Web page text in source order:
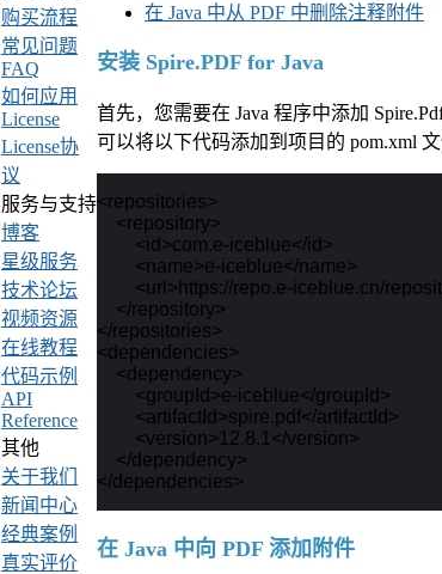
在 Java 中从 PDF 中删除注释附件
安装 Spire.PDF for Java
首先，您需要在 Java 程序中添加
可以将以下代码添加到项目的 pom.xml
<repositories>
    <repository>
        <id>com.e-iceblue</id>
        <name>e-iceblue</name>
<url>https://repo.e-iceblue.cn/
    </repository>
</repositories>
<dependencies>
    <dependency>
        <groupId>e-iceblue</groupId>
        <artifactId>spire.pdf</artifactId>
        <version>12.8.1</version>
    </dependency>
在 Java 中向 PDF 添加附件
购买流程
常见问题
FAQ
如何应用
License
License协
议
服务与支持
博客
星级服务
技术论坛
视频资源
在线教程
代码示例
API
Reference
其他
关于我们
新闻中心
经典案例
真实评价